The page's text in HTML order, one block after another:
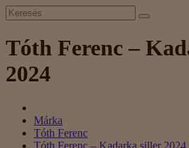
Tóth Ferenc –
2024
Márka
Tóth Ferenc